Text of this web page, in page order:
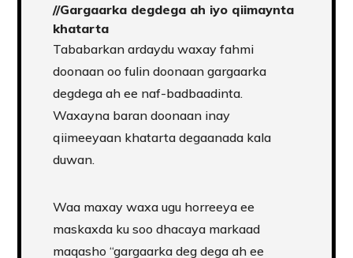
//Gargaarka degdega ah iyo qiimaynta
khatarta
Tababarkan ardaydu waxay fahmi
doonaan oo fulin doonaan gargaarka
degdega ah ee naf-badbaadinta.
Waxayna baran doonaan inay
qiimeeyaan khatarta degaanada kala
duwan.
Waa maxay waxa ugu horreeya ee
maskaxda ku soo dhacaya markaad
maqasho “gargaarka deg dega ah ee